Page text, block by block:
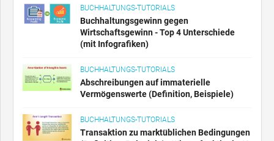
BUCHHALTUNGS-TUTORIALS
Buchhaltungsgewinn gegen
Wirtschaftsgewinn - Top 4 Unterschiede
(mit Infografiken)
BUCHHALTUNGS-TUTORIALS
Abschreibungen auf immaterielle
Vermögenswerte (Definition, Beispiele)
BUCHHALTUNGS-TUTORIALS
Transaktion zu marktüblichen Bedingungen